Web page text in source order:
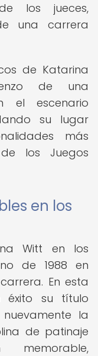
los jueces,
una carrera
de Katarina
de una
el escenario
su lugar
más
los Juegos
en los
Witt en los
de 1988 en
En esta
éxito su título
la
de patinaje